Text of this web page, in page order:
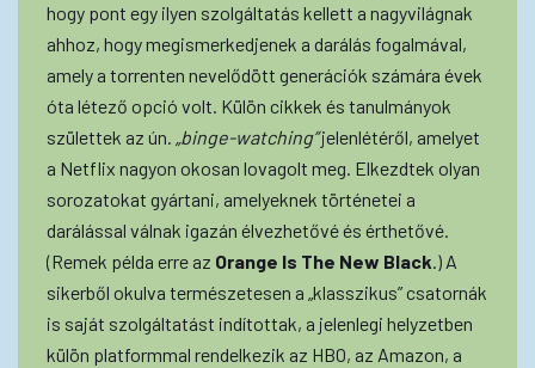
hogy pont egy ilyen szolgáltatás kellett a nagyvilágnak
ahhoz, hogy megismerkedjenek a darálás fogalmával,
amely a torrenten nevelődött generációk számára évek
óta létező opció volt. Külön cikkek és tanulmányok
születtek az ún. „binge-watching”jelenlétéről, amelyet
a Netflix nagyon okosan lovagolt meg. Elkezdtek olyan
sorozatokat gyártani, amelyeknek történetei a
darálással válnak igazán élvezhetővé és érthetővé.
(Remek példa erre az Orange Is The New Black.) A
sikerből okulva természetesen a „klasszikus” csatornák
is saját szolgáltatást indítottak, a jelenlegi helyzetben
külön platformmal rendelkezik az HBO, az Amazon, a